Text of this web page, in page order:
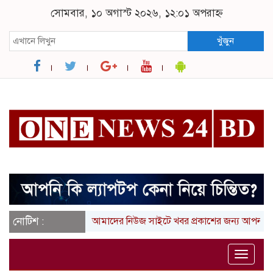
সোমবার, ১০ অগাস্ট ২০২৬, ১২:০১ অপরাহ্ন
খুঁজুন
নোটিশ : আমাদের নিউজ সাইটে খবর প্রকাশের জন্য আপনার লিখা
Toggle